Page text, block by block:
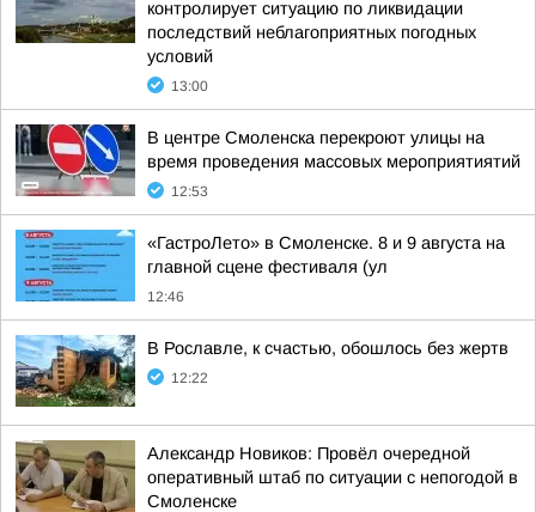
контролирует ситуацию по ликвидации
последствий неблагоприятных погодных
условий
13:00
В центре Смоленска перекроют улицы на
время проведения массовых мероприятиятий
12:53
«ГастроЛето» в Смоленске. 8 и 9 августа на
главной сцене фестиваля (ул
12:46
В Рославле, к счастью, обошлось без жертв
12:22
Александр Новиков: Провёл очередной
оперативный штаб по ситуации с непогодой в
Смоленске